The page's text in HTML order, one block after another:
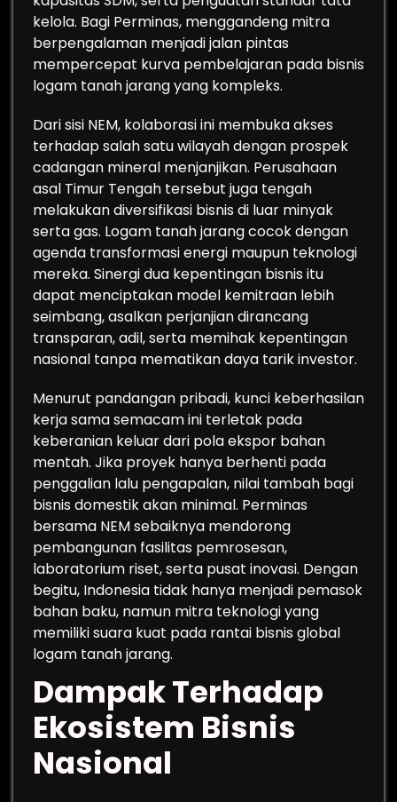
kelola. Bagi Perminas, menggandeng mitra
berpengalaman menjadi jalan pintas
mempercepat kurva pembelajaran pada bisnis
logam tanah jarang yang kompleks.
Dari sisi NEM, kolaborasi ini membuka akses
terhadap salah satu wilayah dengan prospek
cadangan mineral menjanjikan. Perusahaan
asal Timur Tengah tersebut juga tengah
melakukan diversifikasi bisnis di luar minyak
serta gas. Logam tanah jarang cocok dengan
agenda transformasi energi maupun teknologi
mereka. Sinergi dua kepentingan bisnis itu
dapat menciptakan model kemitraan lebih
seimbang, asalkan perjanjian dirancang
transparan, adil, serta memihak kepentingan
nasional tanpa mematikan daya tarik investor.
Menurut pandangan pribadi, kunci keberhasilan
kerja sama semacam ini terletak pada
keberanian keluar dari pola ekspor bahan
mentah. Jika proyek hanya berhenti pada
penggalian lalu pengapalan, nilai tambah bagi
bisnis domestik akan minimal. Perminas
bersama NEM sebaiknya mendorong
pembangunan fasilitas pemrosesan,
laboratorium riset, serta pusat inovasi. Dengan
begitu, Indonesia tidak hanya menjadi pemasok
bahan baku, namun mitra teknologi yang
memiliki suara kuat pada rantai bisnis global
logam tanah jarang.
Dampak Terhadap
Ekosistem Bisnis
Nasional